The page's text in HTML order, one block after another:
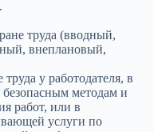
труда (вводный,
внеплановый,
у работодателя, в
безопасным методам и
работ, или в
услуги по